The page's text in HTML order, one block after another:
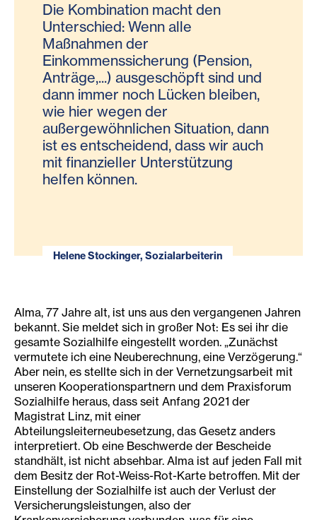
Die Kombination macht den
Unterschied: Wenn alle
Maßnahmen der
Einkommenssicherung (Pension,
Anträge,...) ausgeschöpft sind und
dann immer noch Lücken bleiben,
wie hier wegen der
außergewöhnlichen Situation, dann
ist es entscheidend, dass wir auch
mit finanzieller Unterstützung
helfen können.
Helene Stockinger, Sozialarbeiterin
Alma, 77 Jahre alt, ist uns aus den vergangenen Jahren
bekannt. Sie meldet sich in großer Not: Es sei ihr die
gesamte Sozialhilfe eingestellt worden. „Zunächst
vermutete ich eine Neuberechnung, eine Verzögerung.“
Aber nein, es stellte sich in der Vernetzungsarbeit mit
unseren Kooperationspartnern und dem Praxisforum
Sozialhilfe heraus, dass seit Anfang 2021 der
Magistrat Linz, mit einer
Abteilungsleiterneubesetzung, das Gesetz anders
interpretiert. Ob eine Beschwerde der Bescheide
standhält, ist nicht absehbar. Alma ist auf jeden Fall mit
dem Besitz der Rot-Weiss-Rot-Karte betroffen. Mit der
Einstellung der Sozialhilfe ist auch der Verlust der
Versicherungsleistungen, also der